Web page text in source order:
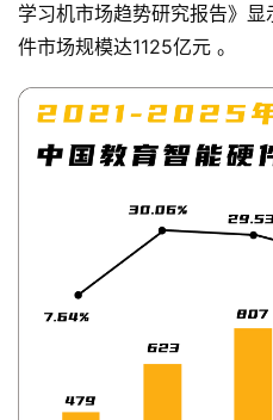
学习机市场趋势研究报告》
件市场规模达1125亿元 。